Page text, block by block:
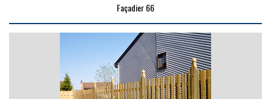
Façadier 66